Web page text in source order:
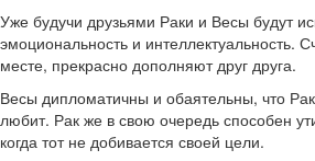
Уже будучи друзьями Раки и Весы будут
эмоциональность и интеллектуальность.
месте, прекрасно дополняют друг друга.
Весы дипломатичны и обаятельны, что
любит. Рак же в свою очередь способен
когда тот не добивается своей цели.